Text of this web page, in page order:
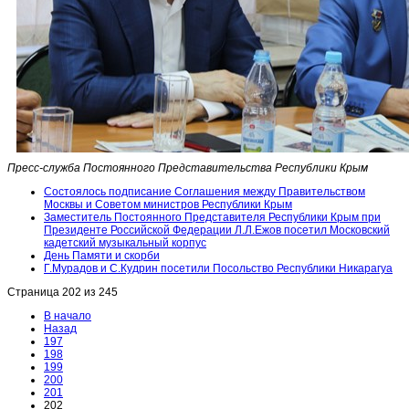
Пресс-служба Постоянного Представительства Республики Крым
Состоялось подписание Соглашения между Правительством
Москвы и Советом министров Республики Крым
Заместитель Постоянного Представителя Республики Крым при
Президенте Российской Федерации Л.Л.Ежов посетил Московский
кадетский музыкальный корпус
День Памяти и скорби
Г.Мурадов и С.Кудрин посетили Посольство Республики Никарагуа
Страница 202 из 245
В начало
Назад
197
198
199
200
201
202